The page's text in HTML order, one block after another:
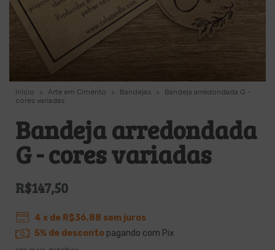
Início > Arte em Cimento > Bandejas >
Bandeja arredondada G -
cores variadas
Bandeja arredondada
G - cores variadas
R$147,50
4 x de R$36,88 sem juros
5% de desconto pagando com Pix